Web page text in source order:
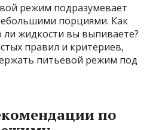
режим подразумевает
порциями. Как
ли жидкости вы выпиваете?
правил и критериев,
питьевой режим под
по